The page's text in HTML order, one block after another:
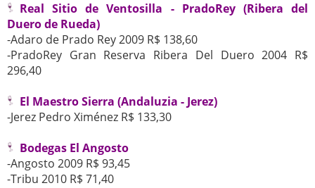
Real Sitio de Ventosilla - PradoRey (Ribera del
Duero de Rueda)
-Adaro de Prado Rey 2009 R$ 138,60
-PradoRey Gran Reserva Ribera Del Duero 2004 R$
296,40
El Maestro Sierra (Andaluzia - Jerez)
-Jerez Pedro Ximénez R$ 133,30
Bodegas El Angosto
-Angosto 2009 R$ 93,45
-Tribu 2010 R$ 71,40